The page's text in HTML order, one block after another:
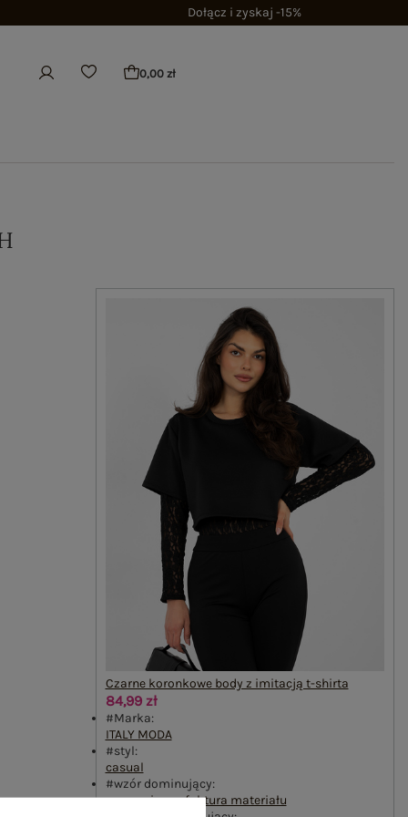
Dołącz i zyskaj -15%
0,00 zł
Czarne koronkowe body z imitacją t-shirta
84,99 zł
#Marka:
ITALY MODA
#styl:
casual
#wzór dominujący:
urozmaicona faktura materiału